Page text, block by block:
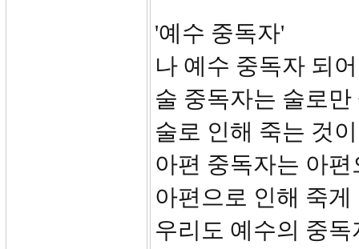
'예수 중독자'
나 예수 중독자 되
술 중독자는 술로만
술로 인해 죽는 것
아편 중독자는 아
아편으로 인해 죽게
우리도 예수의 중독